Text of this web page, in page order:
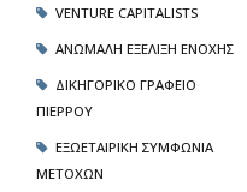
VENTURE CAPITALISTS
ΑΝΏΜΑΛΗ ΕΞΈΛΙΞΗ ΕΝΟΧΉΣ
ΔΙΚΗΓΟΡΙΚΌ ΓΡΑΦΕΊΟ
ΠΙΈΡΡΟΥ
ΕΞΩΕΤΑΙΡΙΚΉ ΣΥΜΦΩΝΊΑ
ΜΕΤΌΧΩΝ